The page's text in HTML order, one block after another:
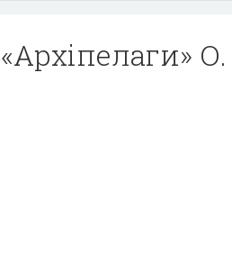
«Архіпелаги»